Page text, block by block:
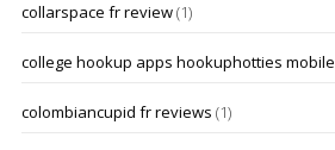
collarspace fr review(1)
college hookup apps hookuphotties mobile
colombiancupid fr reviews (1)